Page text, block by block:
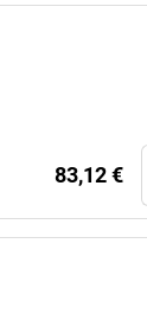
83,12 €